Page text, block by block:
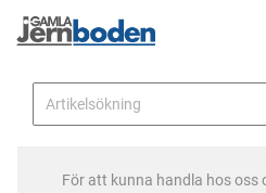
För att kunna handla hos oss